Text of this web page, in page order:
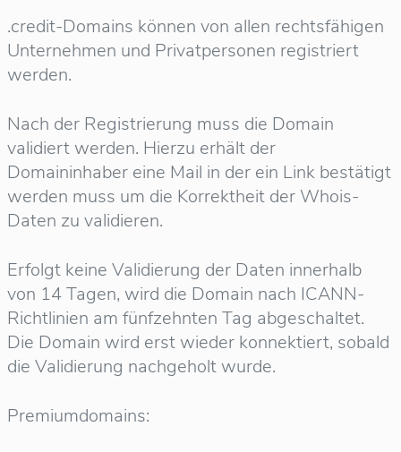
.credit-Domains können von allen rechtsfähigen
Unternehmen und Privatpersonen registriert
werden.
Nach der Registrierung muss die Domain
validiert werden. Hierzu erhält der
Domaininhaber eine Mail in der ein Link bestätigt
werden muss um die Korrektheit der Whois-
Daten zu validieren.
Erfolgt keine Validierung der Daten innerhalb
von 14 Tagen, wird die Domain nach ICANN-
Richtlinien am fünfzehnten Tag abgeschaltet.
Die Domain wird erst wieder konnektiert, sobald
die Validierung nachgeholt wurde.
Premiumdomains: